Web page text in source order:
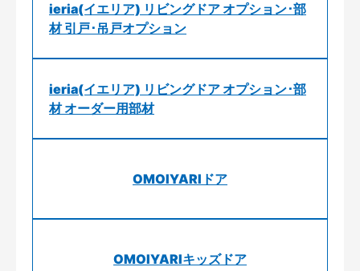
ieria(イエリア) リビングドア オプション･部
材 引戸･吊戸オプション
ieria(イエリア) リビングドア オプション･部
材 オーダー用部材
OMOIYARIドア
OMOIYARIキッズドア